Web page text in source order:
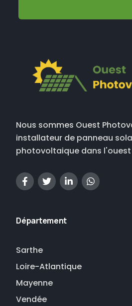
Nous sommes Ouest
installateur de panneau
photovoltaique dans l'ouest
Département
Sarthe
Loire-Atlantique
Mayenne
Vendée